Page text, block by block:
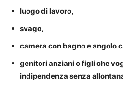
luogo di lavoro,
svago,
camera con bagno e angolo
genitori anziani o figli che
indipendenza senza